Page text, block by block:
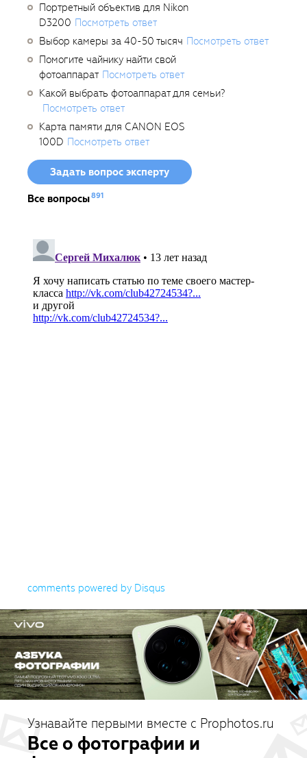
Портретный объектив для Nikon
D3200 Посмотреть ответ
Выбор камеры за 40-50 тысяч Посмотреть ответ
Помогите чайнику найти свой
фотоаппарат Посмотреть ответ
Какой выбрать фотоаппарат для семьи?
Посмотреть ответ
Карта памяти для CANON EOS
100D Посмотреть ответ
Задать вопрос эксперту
Все вопросы891
comments powered by Disqus
Узнавайте первыми вместе с Prophotos.ru
Все о фотографии и